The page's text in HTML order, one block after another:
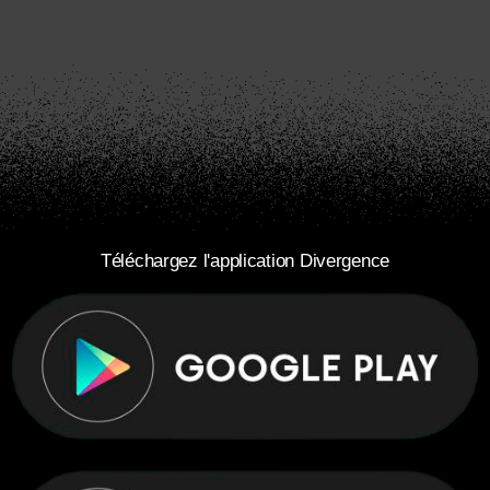
Téléchargez l'application Divergence